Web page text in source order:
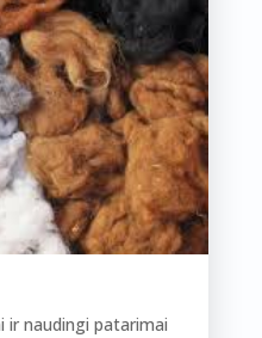
ir naudingi patarimai